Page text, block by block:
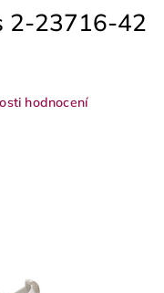
2-23716-42
hodnocení